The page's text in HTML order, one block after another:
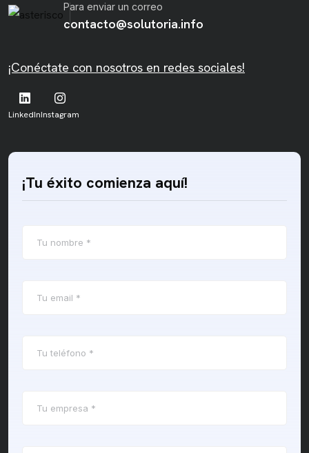
Para enviar un correo
contacto@solutoria.info
¡Conéctate con nosotros en redes sociales!
LinkedInInstagram
¡Tu éxito comienza aquí!